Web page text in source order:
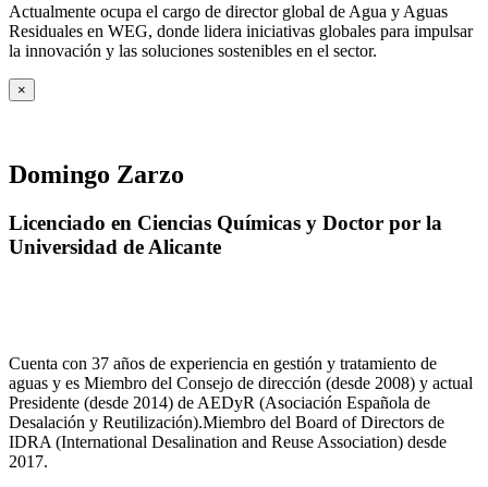
Actualmente ocupa el cargo de director global de Agua y Aguas
Residuales en WEG, donde lidera iniciativas globales para impulsar
la innovación y las soluciones sostenibles en el sector.
×
Domingo Zarzo
Licenciado en Ciencias Químicas y Doctor por la
Universidad de Alicante
Cuenta con 37 años de experiencia en gestión y tratamiento de
aguas y es Miembro del Consejo de dirección (desde 2008) y actual
Presidente (desde 2014) de AEDyR (Asociación Española de
Desalación y Reutilización).Miembro del Board of Directors de
IDRA (International Desalination and Reuse Association) desde
2017.